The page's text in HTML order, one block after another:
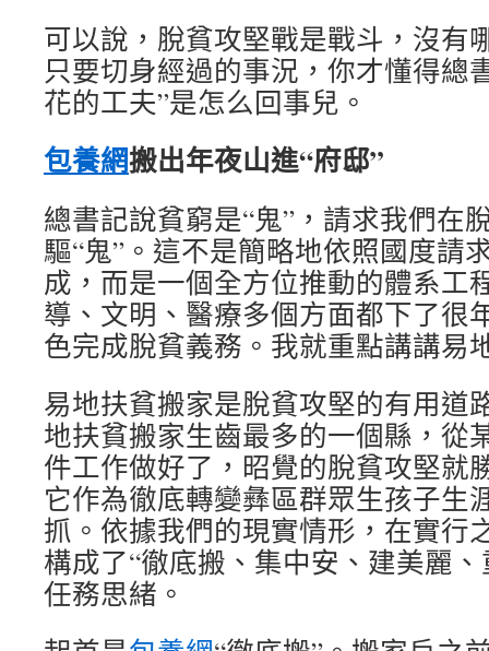
可以說，脫貧攻堅戰是戰斗，沒有
只要切身經過的事況，你才懂得總
花的工夫”是怎么回事兒。
包養網搬出年夜山進“府邸”
總書記說貧窮是“鬼”，請求我們在
驅“鬼”。這不是簡略地依照國度請
成，而是一個全方位推動的體系工
導、文明、醫療多個方面都下了很
色完成脫貧義務。我就重點講講易
易地扶貧搬家是脫貧攻堅的有用道
地扶貧搬家生齒最多的一個縣，從
件工作做好了，昭覺的脫貧攻堅就
它作為徹底轉變彝區群眾生孩子生
抓。依據我們的現實情形，在實行
構成了“徹底搬、集中安、建美麗
任務思緒。